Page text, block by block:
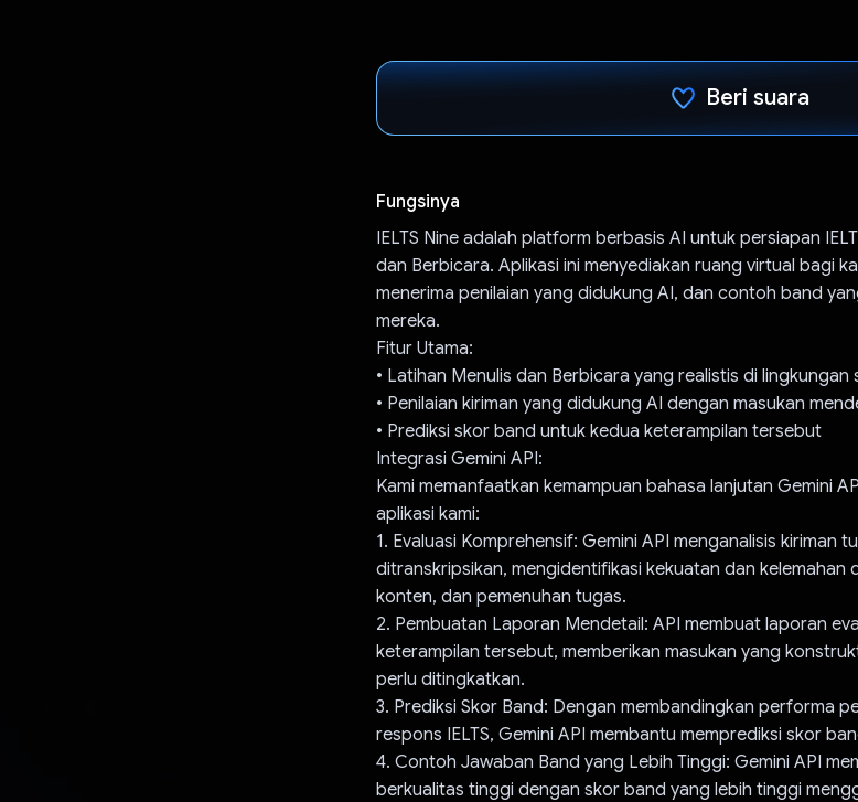
Beri suara
Fungsinya
IELTS Nine adalah platform berbasis AI untuk persiapan
dan Berbicara. Aplikasi ini menyediakan ruang virtual bagi
menerima penilaian yang didukung AI, dan contoh band
mereka.
Fitur Utama:
• Latihan Menulis dan Berbicara yang realistis di lingkungan
• Penilaian kiriman yang didukung AI dengan masukan
• Prediksi skor band untuk kedua keterampilan tersebut
Integrasi Gemini API:
Kami memanfaatkan kemampuan bahasa lanjutan Gemini
aplikasi kami:
1. Evaluasi Komprehensif: Gemini API menganalisis kiriman
ditranskripsikan, mengidentifikasi kekuatan dan kelemahan
konten, dan pemenuhan tugas.
2. Pembuatan Laporan Mendetail: API membuat laporan
keterampilan tersebut, memberikan masukan yang
perlu ditingkatkan.
3. Prediksi Skor Band: Dengan membandingkan performa
respons IELTS, Gemini API membantu memprediksi skor
4. Contoh Jawaban Band yang Lebih Tinggi: Gemini API
berkualitas tinggi dengan skor band yang lebih tinggi